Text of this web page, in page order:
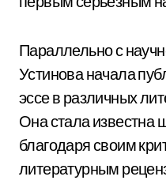
Параллельно с
Устинова начала
эссе в различных
Она стала известна
благодаря своим
литературным